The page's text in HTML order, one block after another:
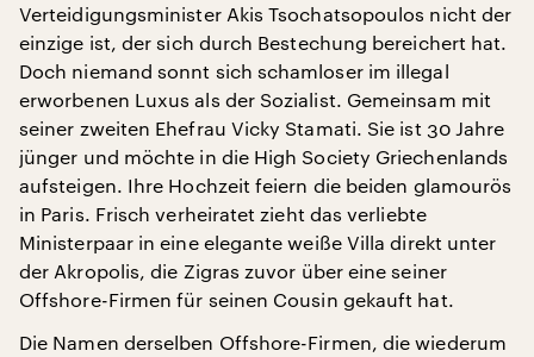
Verteidigungsminister Akis Tsochatsopoulos nicht der
einzige ist, der sich durch Bestechung bereichert hat.
Doch niemand sonnt sich schamloser im illegal
erworbenen Luxus als der Sozialist. Gemeinsam mit
seiner zweiten Ehefrau Vicky Stamati. Sie ist 30 Jahre
jünger und möchte in die High Society Griechenlands
aufsteigen. Ihre Hochzeit feiern die beiden glamourös
in Paris. Frisch verheiratet zieht das verliebte
Ministerpaar in eine elegante weiße Villa direkt unter
der Akropolis, die Zigras zuvor über eine seiner
Offshore-Firmen für seinen Cousin gekauft hat.
Die Namen derselben Offshore-Firmen, die wiederum